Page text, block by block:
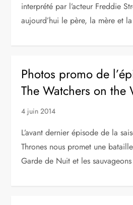
interprété par l’acteur Freddie
aujourd’hui le père, la mère et
Photos promo de
The Watchers on the
4 juin 2014
L’avant dernier épisode de la
Thrones nous promet une
Garde de Nuit et les